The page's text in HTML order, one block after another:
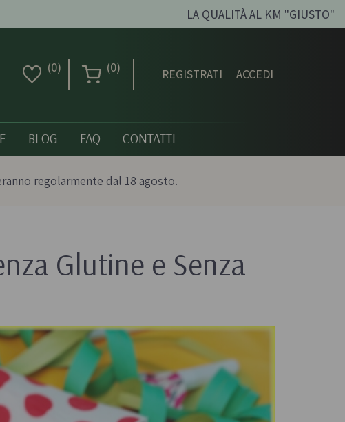
LA QUALITÀ AL KM "GIUSTO"
(0) (0) REGISTRATI ACCEDI
bio
Creme dolci, confetture
e miele
Miele italiano
BLOG FAQ CONTATTI
regolarmente dal 18 agosto.
Glutine e Senza